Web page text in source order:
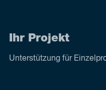
Ihr Projekt
Unterstützung für